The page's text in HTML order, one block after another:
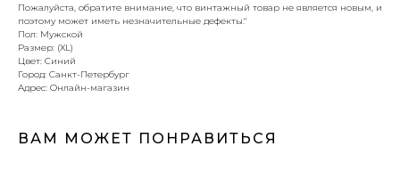
Пожалуйста, обратите внимание, что винтажный товар не является новым, и
поэтому может иметь незначительные дефекты."
Пол: Мужской
Размер: (XL)
Цвет: Синий
Город: Санкт-Петербург
Адрес: Онлайн-магазин
ВАМ МОЖЕТ ПОНРАВИТЬСЯ